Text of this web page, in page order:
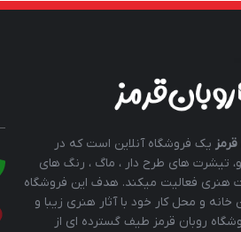
یک فروشگاه آنلاین است که در
تیشرت های طرح دار ، ماگ ، رنگ های
هنری فعالیت میکند. هدف این فروشگاه
و محل کار خود با آثار هنری زیبا و
روبان قرمز طیف گسترده ای از